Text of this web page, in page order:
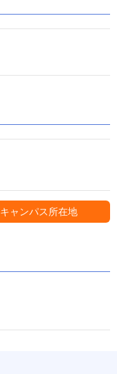
キャンパス所在地